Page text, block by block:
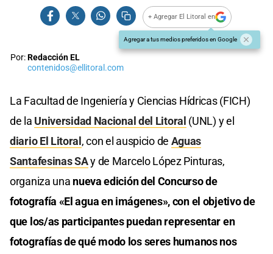
+ Agregar El Litoral en
Agregar a tus medios preferidos en Google
Por:Redacción EL
contenidos@ellitoral.com
La Facultad de Ingeniería y Ciencias Hídricas (FICH)
de la Universidad Nacional del Litoral (UNL) y el
diario El Litoral, con el auspicio de Aguas
Santafesinas SAy de Marcelo López Pinturas,
organiza una nueva edición del Concurso de
fotografía «El agua en imágenes», con el objetivo de
que los/as participantes puedan representar en
fotografías de qué modo los seres humanos nos